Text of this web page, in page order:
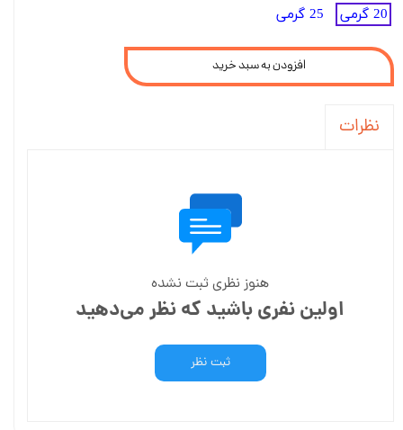
20 گرمی 25 گرمی
افزودن به سبد خرید
نظرات
هنوز نظری ثبت نشده
اولین نفری باشید که نظر می‌دهید
ثبت نظر